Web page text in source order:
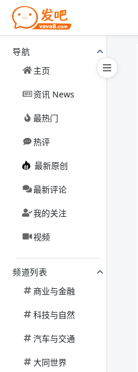
导航
主页
资讯 News
最热门
热评
最新原创
最新评论
我的关注
视频
频道列表
商业与金融
科技与自然
汽车与交通
大同世界